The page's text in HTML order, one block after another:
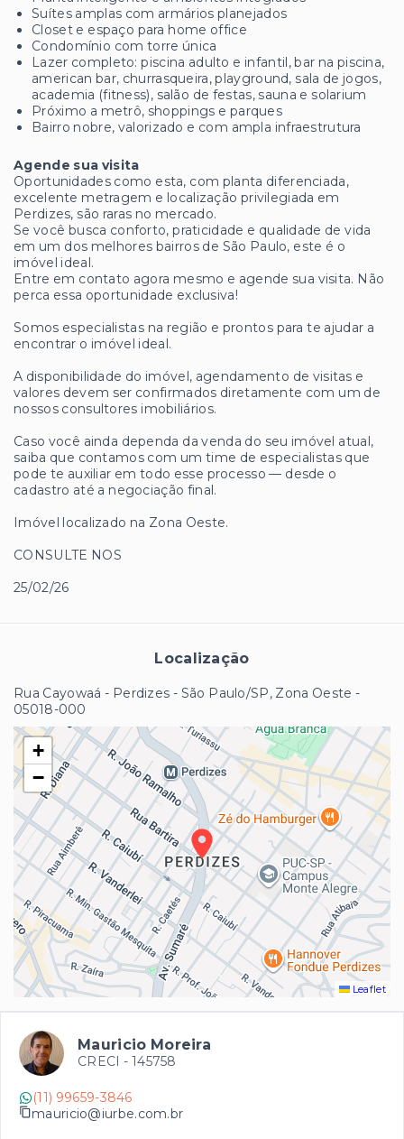
Suítes amplas com armários planejados
Closet e espaço para home office
Condomínio com torre única
Lazer completo: piscina adulto e infantil, bar na piscina,
american bar, churrasqueira, playground, sala de jogos,
academia (fitness), salão de festas, sauna e solarium
Próximo a metrô, shoppings e parques
Bairro nobre, valorizado e com ampla infraestrutura
Agende sua visita
Oportunidades como esta, com planta diferenciada,
excelente metragem e localização privilegiada em
Perdizes, são raras no mercado.
Se você busca conforto, praticidade e qualidade de vida
em um dos melhores bairros de São Paulo, este é o
imóvel ideal.
Entre em contato agora mesmo e agende sua visita. Não
perca essa oportunidade exclusiva!
Somos especialistas na região e prontos para te ajudar a
encontrar o imóvel ideal.
A disponibilidade do imóvel, agendamento de visitas e
valores devem ser confirmados diretamente com um de
nossos consultores imobiliários.
Caso você ainda dependa da venda do seu imóvel atual,
saiba que contamos com um time de especialistas que
pode te auxiliar em todo esse processo — desde o
cadastro até a negociação final.
Imóvel localizado na Zona Oeste.
CONSULTE NOS
25/02/26
Localização
Rua Cayowaá - Perdizes - São Paulo/SP, Zona Oeste -
05018-000
+
−
Leaflet
Mauricio Moreira
CRECI - 145758
(11) 99659-3846
mauricio@iurbe.com.br